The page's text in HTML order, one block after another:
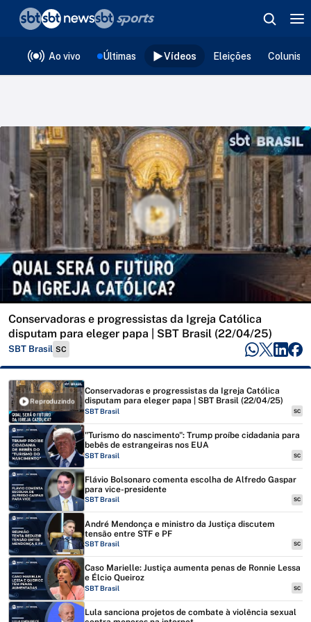
Ao vivo Últimas Vídeos Eleições
Conservadoras e progressistas da Igreja Católica
disputam para eleger papa | SBT Brasil (22/04/25)
SBT Brasil SC
Reproduzindo
Conservadoras e progressistas da Igreja Católica
disputam para eleger papa | SBT Brasil (22/04/25)
SBT Brasil SC
"Turismo do nascimento": Trump proíbe cidadania para
bebês de estrangeiras nos EUA
SBT Brasil SC
Flávio Bolsonaro comenta escolha de Alfredo Gaspar
para vice-presidente
SBT Brasil SC
André Mendonça e ministro da Justiça discutem
tensão entre STF e PF
SBT Brasil SC
Caso Marielle: Justiça aumenta penas de Ronnie Lessa
e Élcio Queiroz
SBT Brasil SC
Lula sanciona projetos de combate à violência sexual
❮voltar
Editorias